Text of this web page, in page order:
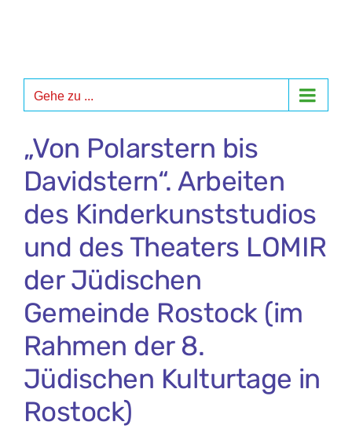
Gehe zu ...
„Von Polarstern bis
Davidstern“. Arbeiten
des Kinderkunststudios
und des Theaters LOMIR
der Jüdischen
Gemeinde Rostock (im
Rahmen der 8.
Jüdischen Kulturtage in
Rostock)